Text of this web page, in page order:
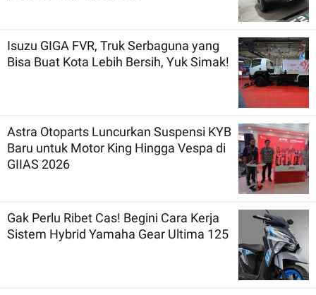
Isuzu GIGA FVR, Truk Serbaguna yang
Bisa Buat Kota Lebih Bersih, Yuk Simak!
Astra Otoparts Luncurkan Suspensi KYB
Baru untuk Motor King Hingga Vespa di
GIIAS 2026
Gak Perlu Ribet Cas! Begini Cara Kerja
Sistem Hybrid Yamaha Gear Ultima 125